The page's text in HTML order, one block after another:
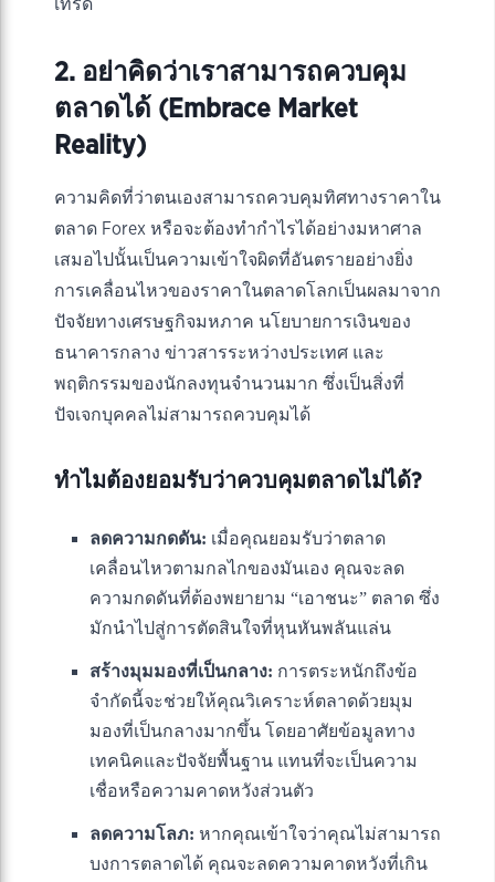
เทรด
2. อย่าคิดว่าเราสามารถควบคุม
ตลาดได้ (Embrace Market
Reality)
ความคิดที่ว่าตนเองสามารถควบคุมทิศทางราคาใน
ตลาด Forex หรือจะต้องทำกำไรได้อย่างมหาศาล
เสมอไปนั้นเป็นความเข้าใจผิดที่อันตรายอย่างยิ่ง
การเคลื่อนไหวของราคาในตลาดโลกเป็นผลมาจาก
ปัจจัยทางเศรษฐกิจมหภาค นโยบายการเงินของ
ธนาคารกลาง ข่าวสารระหว่างประเทศ และ
พฤติกรรมของนักลงทุนจำนวนมาก ซึ่งเป็นสิ่งที่
ปัจเจกบุคคลไม่สามารถควบคุมได้
ทำไมต้องยอมรับว่าควบคุมตลาดไม่ได้?
ลดความกดดัน: เมื่อคุณยอมรับว่าตลาด
เคลื่อนไหวตามกลไกของมันเอง คุณจะลด
ความกดดันที่ต้องพยายาม “เอาชนะ” ตลาด ซึ่ง
มักนำไปสู่การตัดสินใจที่หุนหันพลันแล่น
สร้างมุมมองที่เป็นกลาง: การตระหนักถึงข้อ
จำกัดนี้จะช่วยให้คุณวิเคราะห์ตลาดด้วยมุม
มองที่เป็นกลางมากขึ้น โดยอาศัยข้อมูลทาง
เทคนิคและปัจจัยพื้นฐาน แทนที่จะเป็นความ
เชื่อหรือความคาดหวังส่วนตัว
ลดความโลภ: หากคุณเข้าใจว่าคุณไม่สามารถ
บงการตลาดได้ คุณจะลดความคาดหวังที่เกิน